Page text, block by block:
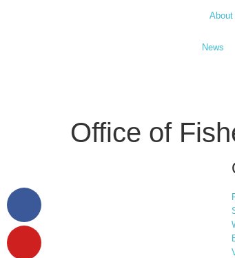
About
News
Office of